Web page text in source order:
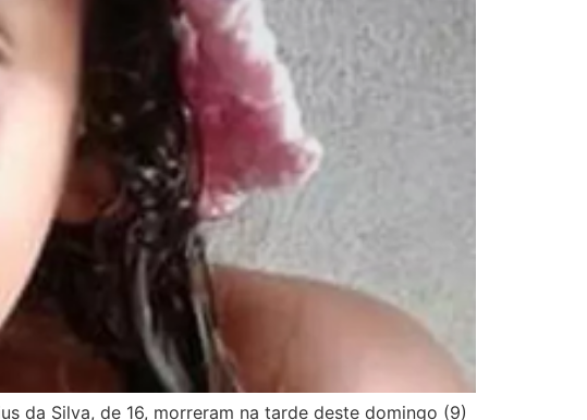
da Silva, de 16, morreram na tarde deste domingo (9)